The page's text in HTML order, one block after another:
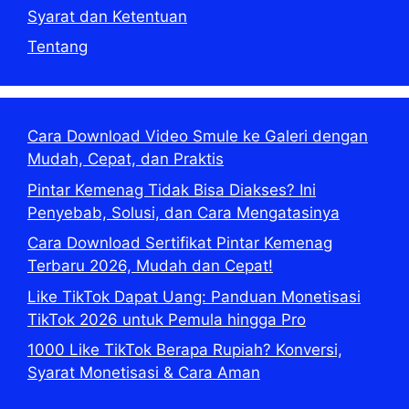
Syarat dan Ketentuan
Tentang
Cara Download Video Smule ke Galeri dengan
Mudah, Cepat, dan Praktis
Pintar Kemenag Tidak Bisa Diakses? Ini
Penyebab, Solusi, dan Cara Mengatasinya
Cara Download Sertifikat Pintar Kemenag
Terbaru 2026, Mudah dan Cepat!
Like TikTok Dapat Uang: Panduan Monetisasi
TikTok 2026 untuk Pemula hingga Pro
1000 Like TikTok Berapa Rupiah? Konversi,
Syarat Monetisasi & Cara Aman